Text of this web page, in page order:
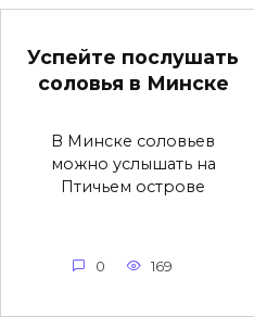
Успейте послушать
соловья в Минске
В Минске соловьев
можно услышать на
Птичьем острове
0 169